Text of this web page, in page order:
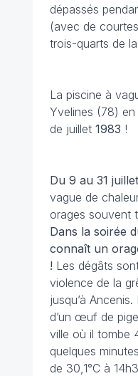
dépassés
(avec de
trois-quarts de
La piscine à
Yvelines (78)
de juillet 1983 !
Du 9 au 31 juillet
vague de
orages souvent
Dans la soirée
connaît un
! Les dégâts
violence de la
jusqu’à Ancenis.
d’un œuf de
ville où il tombe
quelques
de 30,1°C à